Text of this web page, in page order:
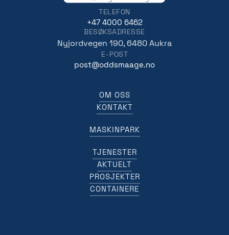
TELEFON
+47 4000 6462
BESØKSADRESSE
Nyjordvegen 190, 6480 Aukra
E-POST
post@oddsmaage.no
MASKINPARK
TJENESTER
AKTUELT
PROSJEKTER
CONTAINERE
OM OSS
KONTAKT